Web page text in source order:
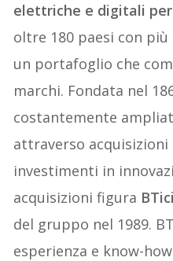
elettriche e digitali
oltre 180 paesi con
un portafoglio che
marchi. Fondata nel
costantemente
attraverso
investimenti in
acquisizioni figura
del gruppo nel 1989.
esperienza e know-